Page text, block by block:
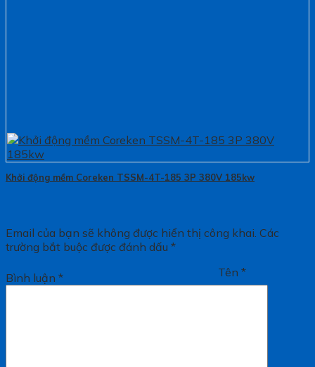
Khởi động mềm Coreken TSSM-4T-185 3P 380V 185kw
Email của bạn sẽ không được hiển thị công khai. Các
trường bắt buộc được đánh dấu *
Bình luận * Tên*